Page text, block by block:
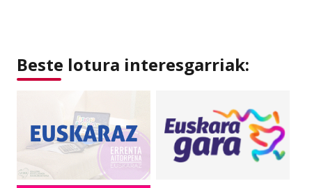
Beste lotura interesgarriak: